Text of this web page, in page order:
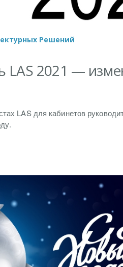
Решений
LAS 2021 —
LAS для кабинетов